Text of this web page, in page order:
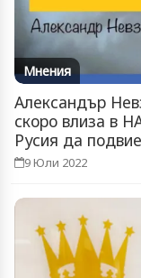
Мнения
Александър
скоро влиза в
Русия да
9 Юли 2022